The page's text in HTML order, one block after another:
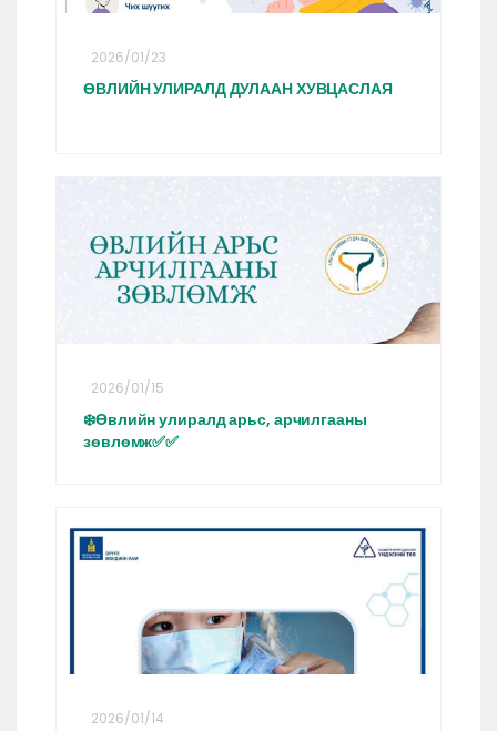
2026/01/23
ӨВЛИЙН УЛИРАЛД ДУЛААН ХУВЦАСЛАЯ
2026/01/15
❄️Өвлийн улиралд арьс, арчилгааны
зөвлөмж✅✅
2026/01/14